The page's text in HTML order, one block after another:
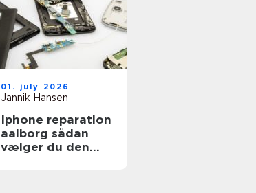
01. july 2026
Jannik Hansen
Iphone reparation
aalborg sådan
vælger du den